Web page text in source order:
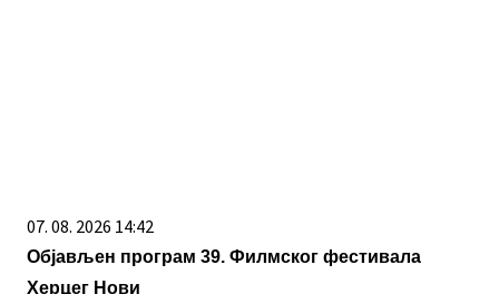
07. 08. 2026 14:42
Објављен програм 39. Филмског фестивала
Херцег Нови